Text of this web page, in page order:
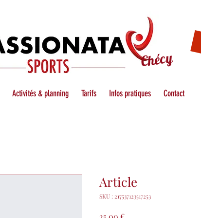
Chécy
Activités & planning Tarifs Infos pratiques Contact
Article
SKU : 217537123517253
Prix